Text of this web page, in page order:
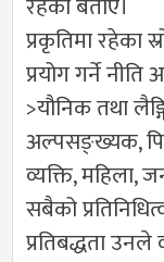
प्रकृतिमा रहेका
प्रयोग गर्ने
>यौनिक तथा
अल्पसङ्ख्यक,
व्यक्ति, महिला,
सबैको
प्रतिबद्धता उनले